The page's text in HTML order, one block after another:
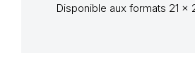
Disponible aux formats 21